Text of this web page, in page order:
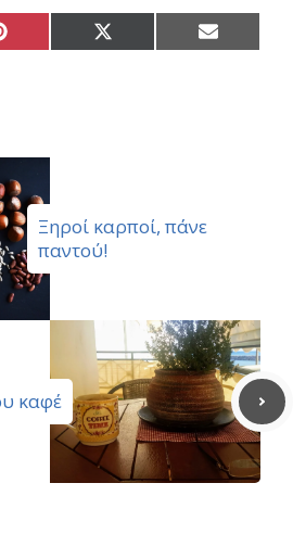
Share
on
Share
on
Ξηροί καρποί, πάνε
παντού!
καφέ